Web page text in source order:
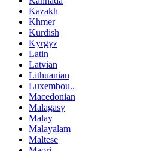
Kazakh
Khmer
Kurdish
Kyrgyz
Latin
Latvian
Lithuanian
Luxembou..
Macedonian
Malagasy
Malay
Malayalam
Maltese